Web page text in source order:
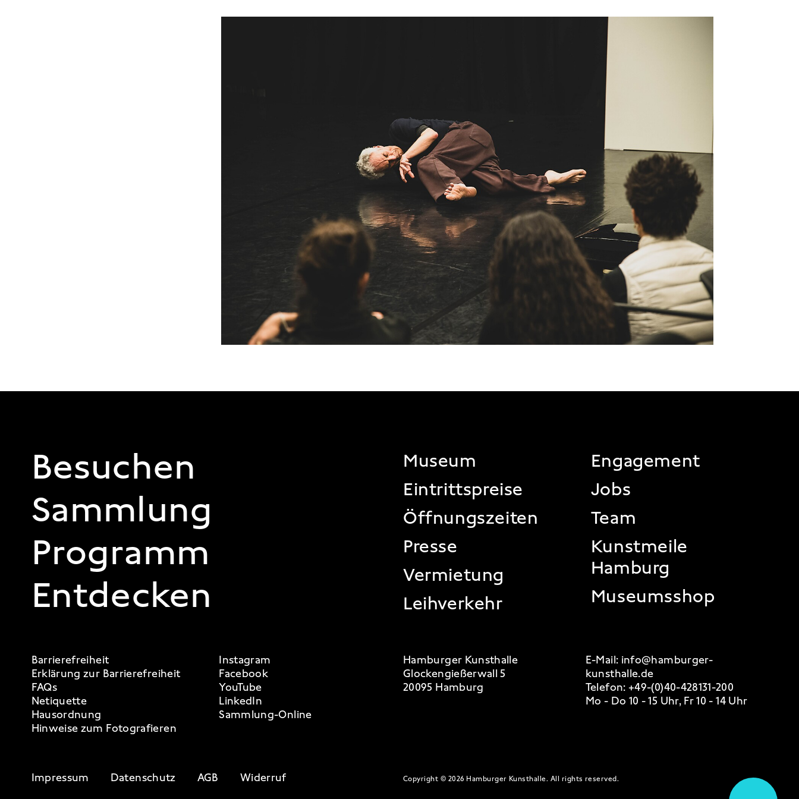
FOOTER 1
Besuchen
Sammlung
Programm
Entdecken
FOOTER 2
Museum
Eintrittspreise
Öffnungszeiten
Presse
Vermietung
Leihverkehr
Engagement
Jobs
Team
Kunstmeile
Hamburg
Museumsshop
FOOTER 3
Barrierefreiheit
Erklärung zur Barrierefreiheit
FAQs
Netiquette
Hausordnung
Hinweise zum Fotografieren
Instagram
Facebook
YouTube
LinkedIn
Sammlung-Online
Impressum Datenschutz AGB Widerruf
Hamburger Kunsthalle
Glockengießerwall 5
20095 Hamburg
E-Mail: info@hamburger-
kunsthalle.de
Telefon: +49-(0)40-428131-200
Mo - Do 10 - 15 Uhr, Fr 10 - 14 Uhr
Copyright © 2026 Hamburger Kunsthalle. All rights reserved.